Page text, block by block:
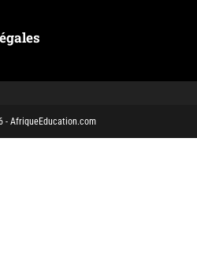
- AfriqueEducation.com